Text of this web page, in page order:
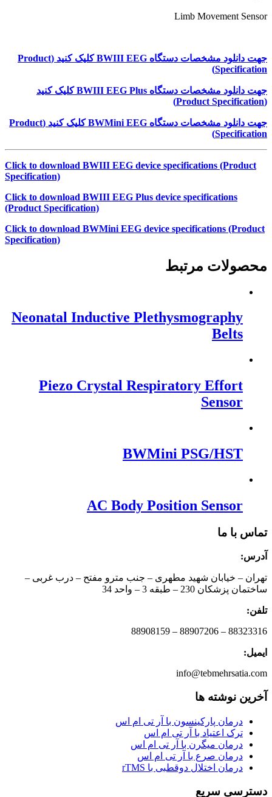
Limb Movement Sensor
جهت دانلود مشخصات دستگاه BWIII EEGکلیک کنید (Product
Specification
)
جهت دانلود مشخصات دستگاه BWIII EEG Plusکلیک کنید
(
Product Specification
)
جهت دانلود مشخصات دستگاه BWMini EEGکلیک کنید (Product
Specification
)
Click to download BWIII EEG device specifications (Product
Specification)
Click to download BWIII EEG Plus device specifications
(Product Specification)
Click to download BWMini EEG device specifications (Product
Specification)
محصولات مرتبط
Neonatal Inductive Plethysmography
Belts
Piezo Crystal Respiratory Effort
Sensor
BWMini PSG/HST
AC Body Position Sensor
تماس با ما
آدرس:
تهران – خیابان شهید مطهری – جنب مترو مفتح – درب غربی –
ساختمان پزشکان 230 – طبقه 3 – واحد 34
تلفن:
88323316 – 88907206 – 88908159
ایمیل:
info@tebmehrsatia.com
آخرین نوشته ها
درمان پارکینسون با آر تی ام اس
ترک اعتیاد با آر تی ام اس
درمان میگرن با آر تی ام اس
درمان صرع با آر تی ام اس
درمان اختلال دوقطبی با rTMS
دسترسی سریع